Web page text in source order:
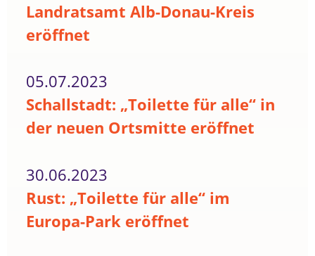
Landratsamt Alb-Donau-Kreis
eröffnet
05.07.2023
Schallstadt: „Toilette für alle“ in
der neuen Ortsmitte eröffnet
30.06.2023
Rust: „Toilette für alle“ im
Europa-Park eröffnet